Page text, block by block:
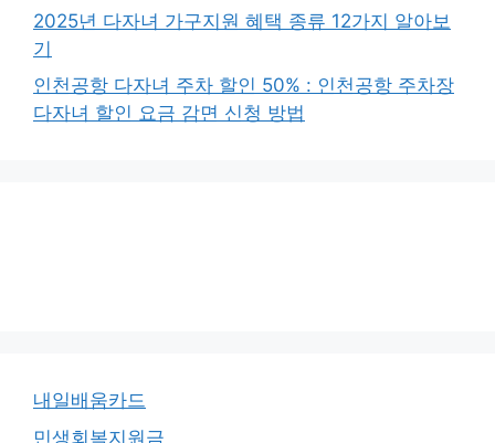
2025년 다자녀 가구지원 혜택 종류 12가지 알아보
기
인천공항 다자녀 주차 할인 50% : 인천공항 주차장
다자녀 할인 요금 감면 신청 방법
내일배움카드
민생회복지원금